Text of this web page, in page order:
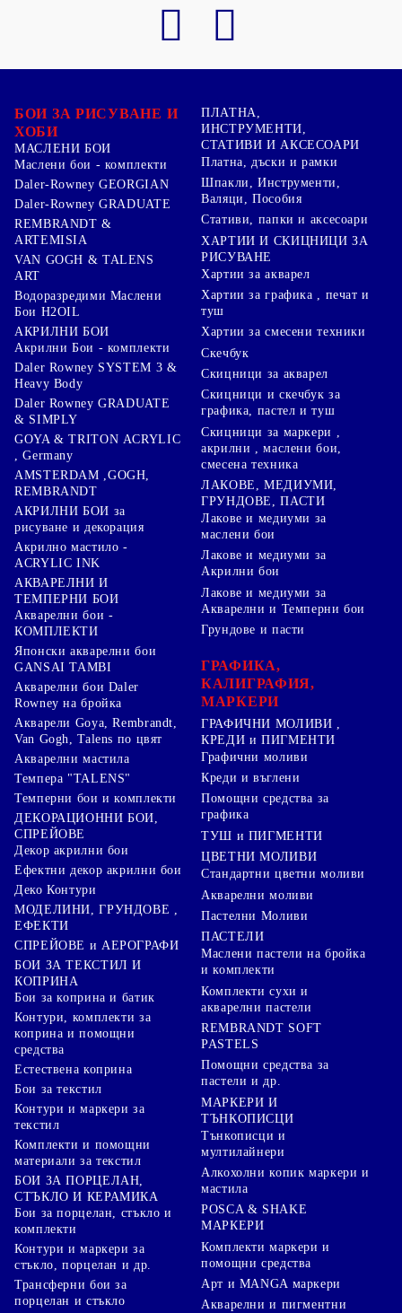
БОИ ЗА РИСУВАНЕ И
ХОБИ
МАСЛЕНИ БОИ
Маслени бои - комплекти
Daler-Rowney GEORGIAN
Daler-Rowney GRADUATE
REMBRANDT &
ARTEMISIA
VAN GOGH & TALENS
ART
Водоразредими Маслени
Бои H2OIL
АКРИЛНИ БОИ
Акрилни Бои - комплекти
Daler Rowney SYSTEM 3 &
Heavy Body
Daler Rowney GRADUATE
& SIMPLY
GOYA & TRITON АCRYLIC
, Germany
AMSTERDAM ,GOGH,
REMBRANDT
АКРИЛНИ БОИ за
рисуване и декорация
Акрилно мастило -
ACRYLIC INK
АКВАРЕЛНИ И
ТЕМПЕРНИ БОИ
Акварелни бои -
КОМПЛЕКТИ
Японски акварелни бои
GANSAI TAMBI
Акварелни бои Daler
Rowney на бройка
Акварели Goya, Rembrandt,
Van Gogh, Talens по цвят
Акварелни мастила
Темпера "TALENS"
Темперни бои и комплекти
ДЕКОРАЦИОННИ БОИ,
СПРЕЙОВЕ
Декор акрилни бои
Ефектни декор акрилни бои
Деко Контури
МОДЕЛИНИ, ГРУНДОВЕ ,
ЕФЕКТИ
СПРЕЙОВЕ и АЕРОГРАФИ
БОИ ЗА ТЕКСТИЛ И
КОПРИНА
Бои за коприна и батик
Контури, комплекти за
коприна и помощни
средства
Естествена коприна
Бои за текстил
Контури и маркери за
текстил
Комплекти и помощни
материали за текстил
БОИ ЗА ПОРЦЕЛАН,
СТЪКЛО И КЕРАМИКА
Бои за порцелан, стъкло и
комплекти
Контури и маркери за
стъкло, порцелан и др.
Трансферни бои за
порцелан и стъкло
ПЛАТНА,
ИНСТРУМЕНТИ,
СТАТИВИ И АКСЕСОАРИ
Платна, дъски и рамки
Шпакли, Инструменти,
Валяци, Пособия
Стативи, папки и аксесоари
ХАРТИИ И СКИЦНИЦИ ЗА
РИСУВАНЕ
Хартии за акварел
Хартии за графика , печат и
туш
Хартии за смесени техники
Скечбук
Скицници за акварел
Скицници и скечбук за
графика, пастел и туш
Скицници за маркери ,
акрилни , маслени бои,
смесена техника
ЛАКОВЕ, МЕДИУМИ,
ГРУНДОВЕ, ПАСТИ
Лакове и медиуми за
маслени бои
Лакове и медиуми за
Акрилни бои
Лакове и медиуми за
Акварелни и Темперни бои
Грундове и пасти
ГРАФИКА,
КАЛИГРАФИЯ,
МАРКЕРИ
ГРАФИЧНИ МОЛИВИ ,
КРЕДИ и ПИГМЕНТИ
Графични моливи
Креди и въглени
Помощни средства за
графика
ТУШ и ПИГМЕНТИ
ЦВЕТНИ МОЛИВИ
Стандартни цветни моливи
Акварелни моливи
Пастелни Моливи
ПАСТЕЛИ
Маслени пастели на бройка
и комплекти
Комплекти сухи и
акварелни пастели
REMBRANDT SOFT
PASTELS
Помощни средства за
пастели и др.
МАРКЕРИ И
ТЪНКОПИСЦИ
Тънкописци и
мултилайнери
Алкохолни копик маркери и
мастила
POSCA & SHAKE
МАРКЕРИ
Комплекти маркери и
помощни средства
Арт и MANGA маркери
Акварелни и пигментни